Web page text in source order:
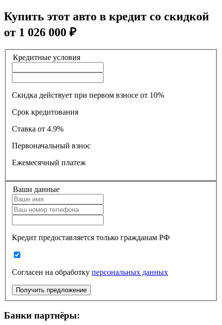
Купить этот авто в кредит со скидкой
от 1 026 000 ₽
Кредитные условия
Скидка действует при первом взносе от 10%
Срок кредитования
Ставка
от 4.9%
Первоначальный взнос
Ежемесячный платеж
Ваши данные
Кредит предоставляется только гражданам РФ
Согласен на обработку персональных данных
Получить предложение
Банки партнёры: